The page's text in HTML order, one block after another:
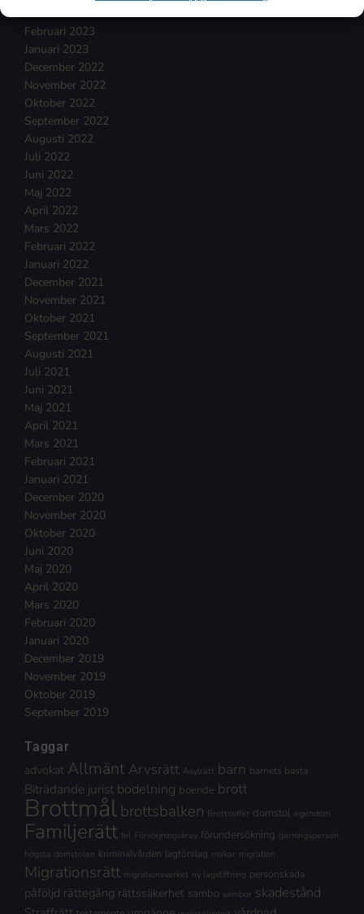
Februari 2023
Januari 2023
December 2022
November 2022
Oktober 2022
September 2022
Augusti 2022
Juli 2022
Juni 2022
Maj 2022
April 2022
Mars 2022
Februari 2022
Januari 2022
December 2021
November 2021
Oktober 2021
September 2021
Augusti 2021
Juli 2021
Juni 2021
Maj 2021
April 2021
Mars 2021
Februari 2021
Januari 2021
December 2020
November 2020
Oktober 2020
Juni 2020
Maj 2020
April 2020
Mars 2020
Februari 2020
Januari 2020
December 2019
November 2019
Oktober 2019
September 2019
Taggar
advokat Allmänt Arvsrätt Asylrätt barn barnets bästa
Biträdande jurist bodelning boende brott
Brottmålbrottsbalken Brottsoffer domstol egendom
Familjerätt fel Försörjningskrav förundersökning gärningsperson
högsta domstolen kriminalvården lagförslag makar migration
Migrationsrätt migrationsverket ny lagstiftning personskada
påföljd rättegång rättssäkerhet sambo sambor skadestånd